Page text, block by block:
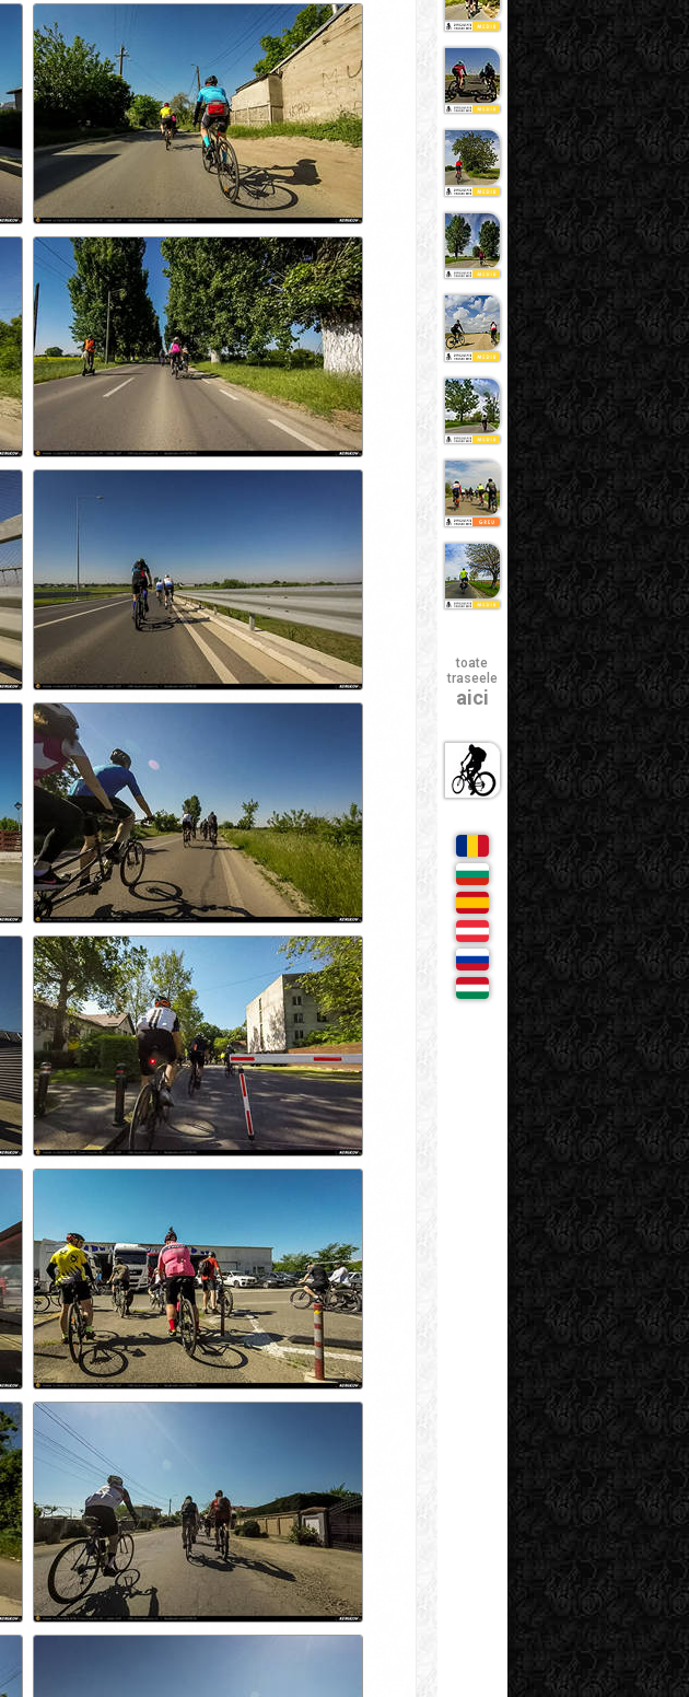
toate
traseele
aici